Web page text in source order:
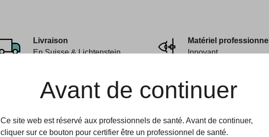
Avant de continuer
Ce site web est réservé aux professionnels de santé. Avant de continuer,
cliquer sur ce bouton pour certifier être un professionnel de santé.
Livraison
En Suisse & Lichtenstein
Matériel professionnel
Innovant